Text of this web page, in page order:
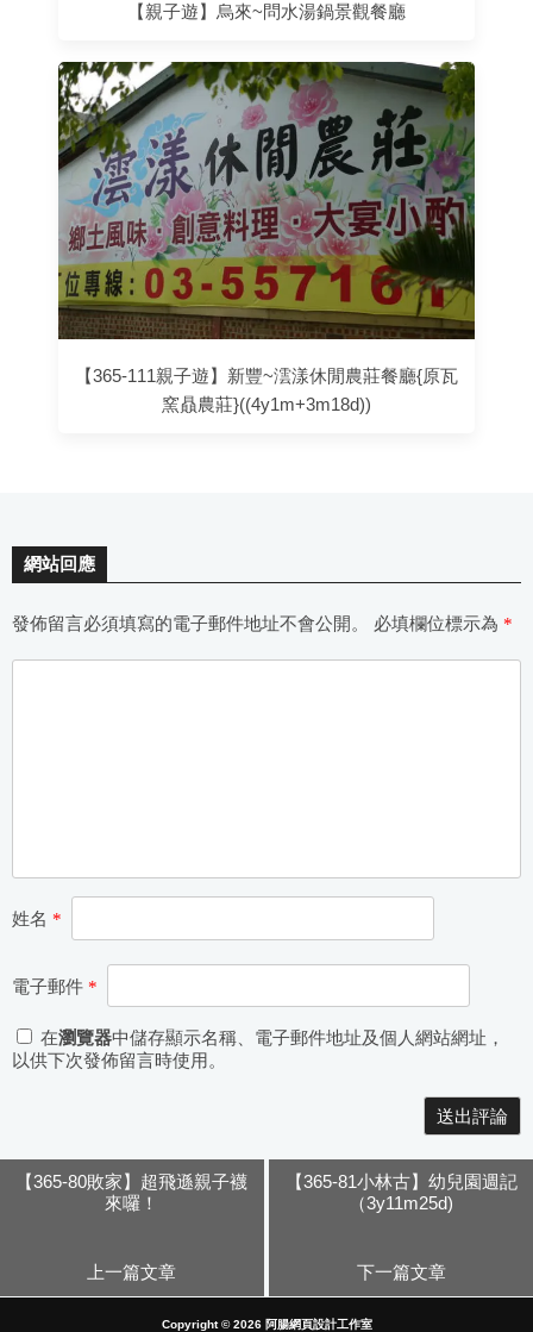
【親子遊】烏來~問水湯鍋景觀餐廳
【365-111親子遊】新豐~澐漾休閒農莊餐廳{原瓦
窯贔農莊}((4y1m+3m18d))
網站回應
發佈留言必須填寫的電子郵件地址不會公開。 必填欄位標示為 *
姓名 *
電子郵件 *
在瀏覽器中儲存顯示名稱、電子郵件地址及個人網站網址，
以供下次發佈留言時使用。
【365-80敗家】超飛遜親子襪
來囉！
上一篇文章
【365-81小林古】幼兒園週記
（3y11m25d)
下一篇文章
Copyright © 2026 阿腸網頁設計工作室